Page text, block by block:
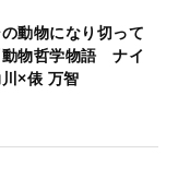
動物になり切って
動物哲学物語 ナイ
×俵 万智